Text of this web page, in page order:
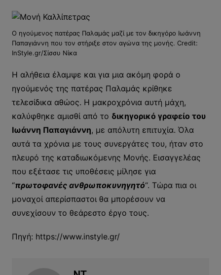
O ηγούμενος πατέρας Παλαμάς μαζί με τον δικηγόρο Ιωάννη
Παπαγιάννη που τον στήριξε στον αγώνα της μονής. Credit:
InStyle.gr/Σίσσυ Νίκα
Η αλήθεια έλαμψε και για μια ακόμη φορά ο
ηγούμενός της πατέρας Παλαμάς κρίθηκε
τελεσίδικα αθώος. Η μακροχρόνια αυτή μάχη,
καλύφθηκε αμισθί από το δικηγορικό γραφείο του
Ιωάννη Παπαγιάννη, με απόλυτη επιτυχία. Όλα
αυτά τα χρόνια με τους συνεργάτες του, ήταν στο
πλευρό της καταδιωκόμενης Μονής. Εισαγγελέας
που εξέτασε τις υποθέσεις μίλησε για
“πρωτοφανές ανθρωποκυνηγητό“. Τώρα πια οι
μοναχοί απερίσπαστοι θα μπορέσουν να
συνεχίσουν το θεάρεστο έργο τους.
Πηγή: https://www.instyle.gr/